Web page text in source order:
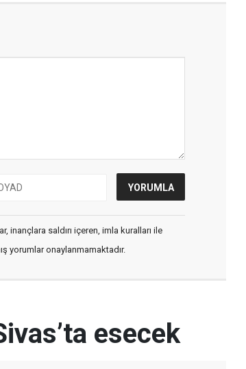
inançlara saldırı içeren, imla kuralları ile
yorumlar onaylanmamaktadır.
esecek